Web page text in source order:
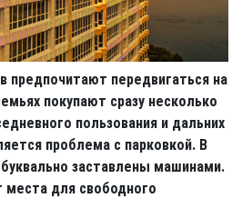
предпочитают передвигаться на
покупают сразу несколько
пользования и дальних
проблема с парковкой. В
заставлены машинами.
для свободного